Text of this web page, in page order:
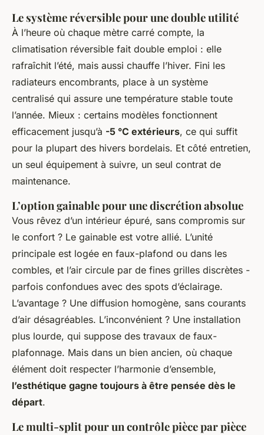
Le système réversible pour une double utilité
À l’heure où chaque mètre carré compte, la
climatisation réversible fait double emploi : elle
rafraîchit l’été, mais aussi chauffe l’hiver. Fini les
radiateurs encombrants, place à un système
centralisé qui assure une température stable toute
l’année. Mieux : certains modèles fonctionnent
efficacement jusqu’à -5 °C extérieurs, ce qui suffit
pour la plupart des hivers bordelais. Et côté entretien,
un seul équipement à suivre, un seul contrat de
maintenance.
L’option gainable pour une discrétion absolue
Vous rêvez d’un intérieur épuré, sans compromis sur
le confort ? Le gainable est votre allié. L’unité
principale est logée en faux-plafond ou dans les
combles, et l’air circule par de fines grilles discrètes -
parfois confondues avec des spots d’éclairage.
L’avantage ? Une diffusion homogène, sans courants
d’air désagréables. L’inconvénient ? Une installation
plus lourde, qui suppose des travaux de faux-
plafonnage. Mais dans un bien ancien, où chaque
élément doit respecter l’harmonie d’ensemble,
l’esthétique gagne toujours à être pensée dès le
départ.
Le multi-split pour un contrôle pièce par pièce